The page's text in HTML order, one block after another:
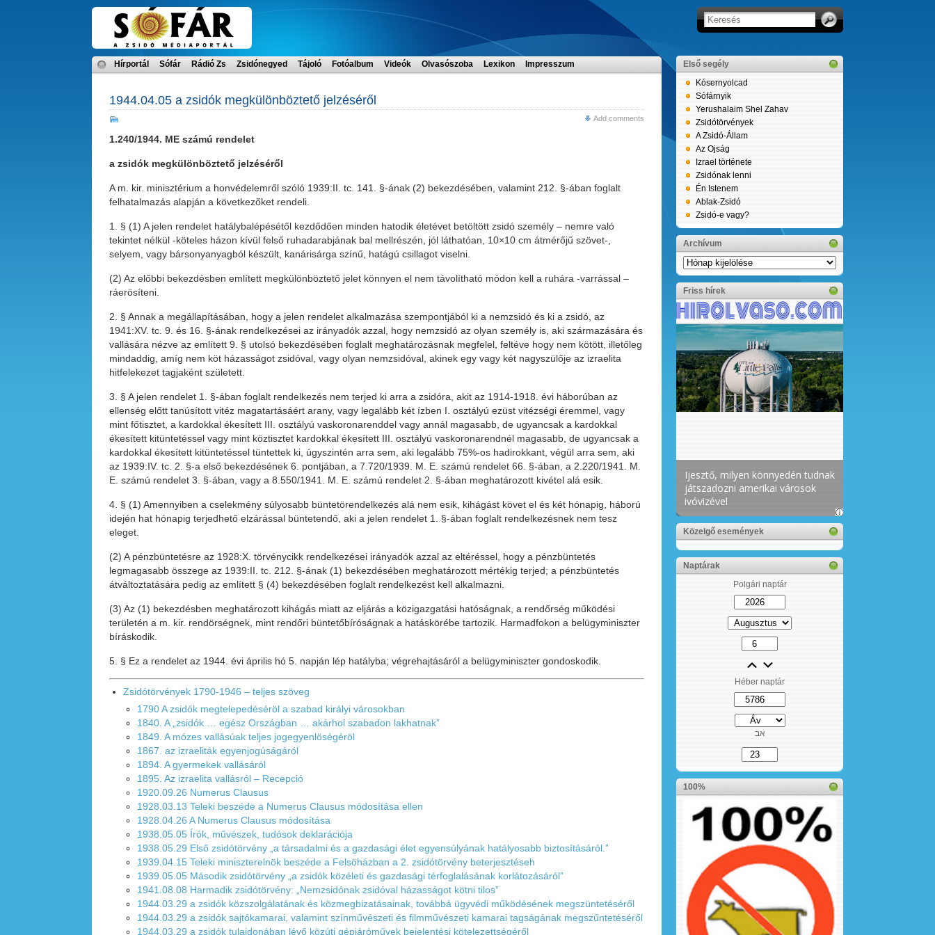
Hírportál Sófár Rádió Zs Zsidónegyed Tájoló Fotóalbum Videók Olvasószoba Lexikon Impresszum
1944.04.05 a zsidók megkülönböztető jelzéséről
Add comments
1.240/1944. ME számú rendelet
a zsidók megkülönböztető jelzéséről
A m. kir. minisztérium a honvédelemről szóló 1939:II. tc. 141. §-ának (2) bekezdésében, valamint 212. §-ában foglalt
felhatalmazás alapján a következőket rendeli.
1. § (1) A jelen rendelet hatálybalépésétől kezdődően minden hatodik életévet betöltött zsidó személy – nemre való
tekintet nélkül -köteles házon kívül felső ruhadarabjának bal mellrészén, jól láthatóan, 10×10 cm átmérőjű szövet-,
selyem, vagy bársonyanyagból készült, kanárisárga színű, hatágú csillagot viselni.
(2) Az előbbi bekezdésben említett megkülönböztető jelet könnyen el nem távolítható módon kell a ruhára -varrással –
ráerösíteni.
2. § Annak a megállapításában, hogy a jelen rendelet alkalmazása szempontjából ki a nemzsidó és ki a zsidó, az
1941:XV. tc. 9. és 16. §-ának rendelkezései az irányadók azzal, hogy nemzsidó az olyan személy is, aki származására és
vallására nézve az említett 9. § utolsó bekezdésében foglalt meghatározásnak megfelel, feltéve hogy nem kötött, illetőleg
mindaddig, amíg nem köt házasságot zsidóval, vagy olyan nemzsidóval, akinek egy vagy két nagyszülője az izraelita
hitfelekezet tagjaként született.
3. § A jelen rendelet 1. §-ában foglalt rendelkezés nem terjed ki arra a zsidóra, akit az 1914-1918. évi háborúban az
ellenség előtt tanúsított vitéz magatartásáért arany, vagy legalább két ízben I. osztályú ezüst vitézségi éremmel, vagy
mint főtisztet, a kardokkal ékesített III. osztályú vaskoronarenddel vagy annál magasabb, de ugyancsak a kardokkal
ékesített kitüntetéssel vagy mint köztisztet kardokkal ékesített III. osztályú vaskoronarendnél magasabb, de ugyancsak a
kardokkal ékesített kitüntetéssel tüntettek ki, úgyszintén arra sem, aki legalább 75%-os hadirokkant, végül arra sem, aki
az 1939:IV. tc. 2. §-a első bekezdésének 6. pontjában, a 7.720/1939. M. E. számú rendelet 66. §-ában, a 2.220/1941. M.
E. számú rendelet 3. §-ában, vagy a 8.550/1941. M. E. számú rendelet 2. §-ában meghatározott kivétel alá esik.
4. § (1) Amennyiben a cselekmény súlyosabb büntetörendelkezés alá nem esik, kihágást követ el és két hónapig, háború
idején hat hónapig terjedhető elzárással büntetendő, aki a jelen rendelet 1. §-ában foglalt rendelkezésnek nem tesz
eleget.
(2) A pénzbüntetésre az 1928:X. törvénycikk rendelkezései irányadók azzal az eltéréssel, hogy a pénzbüntetés
legmagasabb összege az 1939:II. tc. 212. §-ának (1) bekezdésében meghatározott mértékig terjed; a pénzbüntetés
átváltoztatására pedig az említett § (4) bekezdésében foglalt rendelkezést kell alkalmazni.
(3) Az (1) bekezdésben meghatározott kihágás miatt az eljárás a közigazgatási hatóságnak, a rendőrség működési
területén a m. kir. rendörségnek, mint rendőri büntetőbíróságnak a hatáskörébe tartozik. Harmadfokon a belügyminiszter
bíráskodik.
5. § Ez a rendelet az 1944. évi április hó 5. napján lép hatályba; végrehajtásáról a belügyminiszter gondoskodik.
Zsidótörvények 1790-1946 – teljes szöveg
1790 A zsidók megtelepedéséröl a szabad királyi városokban
1840. A „zsidók … egész Országban … akárhol szabadon lakhatnak”
1849. A mózes vallásúak teljes jogegyenlöségéröl
1867. az izraeliták egyenjogúságáról
1894. A gyermekek vallásáról
1895. Az izraelita vallásról – Recepció
1920.09.26 Numerus Clausus
1928.03.13 Teleki beszéde a Numerus Clausus módosítása ellen
1928.04.26 A Numerus Clausus módosítása
1938.05.05 Írók, művészek, tudósok deklarációja
1938.05.29 Első zsidótörvény „a társadalmi és a gazdasági élet egyensúlyának hatályosabb biztosításáról.”
1939.04.15 Teleki miniszterelnök beszéde a Felsöházban a 2. zsidótörvény beterjesztéseh
1939.05.05 Második zsidótörvény „a zsidók közéleti és gazdasági térfoglalásának korlátozásáról”
1941.08.08 Harmadik zsidótörvény: „Nemzsidónak zsidóval házasságot kötni tilos”
1944.03.29 a zsidók közszolgálatának és közmegbizatásainak, továbbá ügyvédi működésének megszüntetéséről
1944.03.29 a zsidók sajtókamarai, valamint színművészeti és filmművészeti kamarai tagságának megszűntetéséről
1944.03.29 a zsidók tulajdonában lévő közúti gépjáróművek bejelentési kötelezettségéről
Első segély
Kósernyolcad
Sófárnyik
Yerushalaim Shel Zahav
Zsidótörvények
A Zsidó-Állam
Az Ojság
Izrael története
Zsidónak lenni
Én Istenem
Ablak-Zsidó
Zsidó-e vagy?
Archívum
Archívum
Friss hírek
Közelgő események
Naptárak
Polgári naptár
Héber naptár
אב
100%